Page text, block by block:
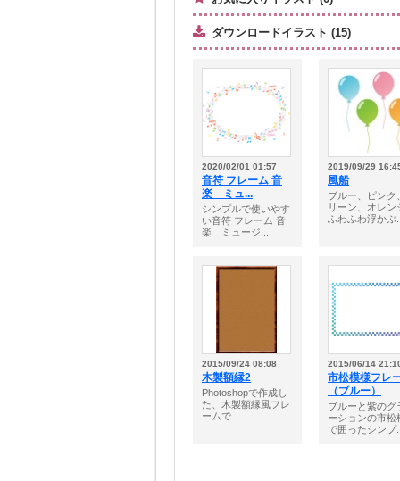
ダウンロードイラスト (15)
2020/02/01 01:57
音符 フレーム 音
楽 ミュ...
シンプルで使いやす
い音符 フレーム 音
楽 ミュージ...
2019/09/29
風船
ブルー、ピンク
リーン、オレン
ふわふわ浮かぶ
2015/09/24 08:08
木製額縁2
Photoshopで作成し
た、木製額縁風フレ
ームで...
2015/06/14
市松模様フレ
（ブルー）
ブルーと紫のグ
ーションの市松
で囲ったシンプ